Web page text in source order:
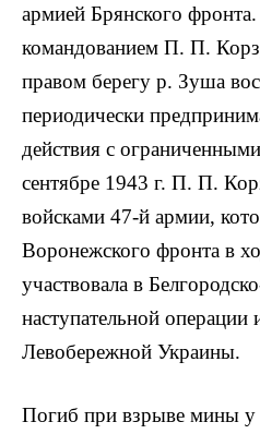
армией Брянского
командованием П. П.
правом берегу р. Зуша
периодически
действия с
сентябре 1943 г. П. П.
войсками 47-й армии,
Воронежского фронта в
участвовала в
наступательной
Левобережной Украины.
Погиб при взрыве мины у